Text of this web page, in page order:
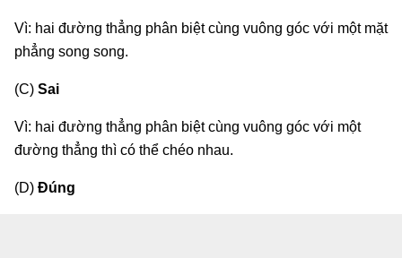
Vì: hai đường thẳng phân biệt cùng vuông góc với một mặt
phẳng song song.
(C) Sai
Vì: hai đường thẳng phân biệt cùng vuông góc với một
đường thẳng thì có thể chéo nhau.
(D) Đúng